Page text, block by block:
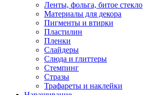
Ленты, фольга, битое стекло
Материалы для декора
Пигменты и втирки
Пластилин
Пленки
Слайдеры
Слюда и глиттеры
Стемпинг
Стразы
Трафареты и наклейки